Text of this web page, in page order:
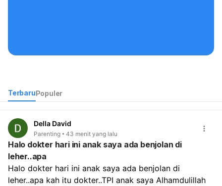
TerbaruPopuler
Della David
Parenting 43 menit yang lalu
Halo dokter hari ini anak saya ada benjolan di
leher..apa
Halo dokter hari ini anak saya ada benjolan di
leher..apa kah itu dokter..TPI anak saya Alhamdulillah